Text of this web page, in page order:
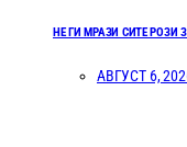
НЕ ГИ МРАЗИ СИТЕ РОЗИ
АВГУСТ 6,